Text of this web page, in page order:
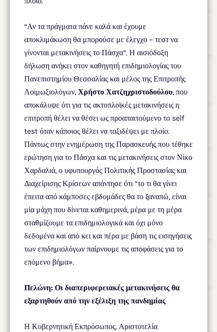
“Αν τα πράγματα πάνε καλά και έχουμε
αποκλιμάκωση θα μπορούσε με έλεγχο – τεστ να
γίνονται μετακινήσεις το Πάσχα”. Η αισιόδοξη
δήλωση ανήκει στον καθηγητή επιδημιολογίας του
Πανεπιστημίου Θεσσαλίας και μέλος της Επιτροπής
Λοιμωξιολόγων, Χρήστο Χατζηχριστοδούλου, που
αποκάλυψε ότι για τις ακτοπλοϊκές μετακινήσεις η
επιτροπή θέλει να θέσει ως προαπαιτούμενο το self
test όταν κάποιος θέλει να ταξιδέψει με πλοίο.
Πάντως στην ενημέρωση της Παρασκευής που τέθηκε
ερώτηση για το Πάσχα και τις μετακινήσεις στον Νίκο
Χαρδαλιά, ο υφυπουργός Πολιτικής Προστασίας και
Διαχείρισης Κρίσεων απάντησε ότι “το τι θα γίνει
έπειτα από κάμποσες εβδομάδες θα το ξαναπώ, είναι
μία μάχη που δίνεται καθημερινά, μέρα με τη μέρα
σταθμίζουμε τα επιδημιολογικά και όχι μόνο
δεδομένα και από κει και πέρα με βάση τις εισηγήσεις
των επιδημιολόγων παίρνουμε τις αποφάσεις για το
επόμενο βήμα».
Πελώνη: Οι διαπεριφερειακές μετακινήσεις θα
εξαρτηθούν από την εξέλιξη της πανδημίας
Η Κυβερνητική Εκπρόσωπος, Αριστοτελία